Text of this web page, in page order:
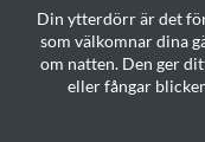
Din ytterdörr är det
som välkomnar dina
om natten. Den ger
eller fångar